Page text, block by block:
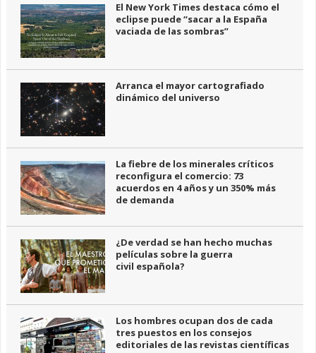
El New York Times destaca cómo el
eclipse puede “sacar a la España
vaciada de las sombras”
Arranca el mayor cartografiado
dinámico del universo
La fiebre de los minerales críticos
reconfigura el comercio: 73
acuerdos en 4 años y un 350% más
de demanda
¿De verdad se han hecho muchas
películas sobre la guerra
civil española?
Los hombres ocupan dos de cada
tres puestos en los consejos
editoriales de las revistas científicas